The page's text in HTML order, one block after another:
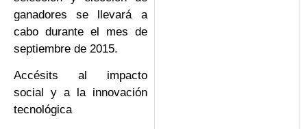
ganadores se llevará a
cabo durante el mes de
septiembre de 2015.
Accésits al impacto
social y a la innovación
tecnológica